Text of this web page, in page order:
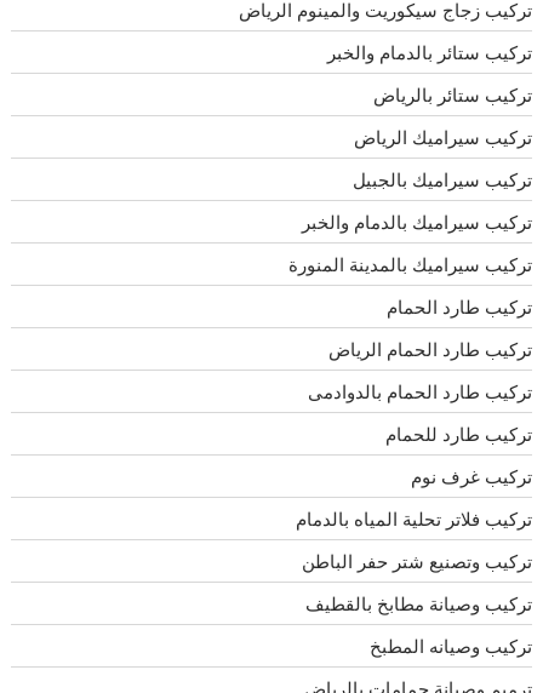
تركيب زجاج سيكوريت والمينوم الرياض
تركيب ستائر بالدمام والخبر
تركيب ستائر بالرياض
تركيب سيراميك الرياض
تركيب سيراميك بالجبيل
تركيب سيراميك بالدمام والخبر
تركيب سيراميك بالمدينة المنورة
تركيب طارد الحمام
تركيب طارد الحمام الرياض
تركيب طارد الحمام بالدوادمى
تركيب طارد للحمام
تركيب غرف نوم
تركيب فلاتر تحلية المياه بالدمام
تركيب وتصنيع شتر حفر الباطن
تركيب وصيانة مطابخ بالقطيف
تركيب وصيانه المطبخ
ترميم وصيانة حمامات بالرياض